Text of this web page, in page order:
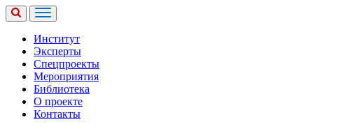
Институт
Эксперты
Спецпроекты
Мероприятия
Библиотека
О проекте
Контакты